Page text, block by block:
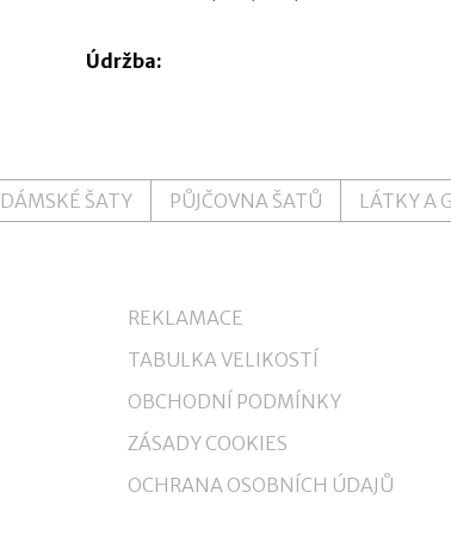
Údržba:
DÁMSKÉ ŠATY PŮJČOVNA ŠATŮ LÁTKY A
REKLAMACE
TABULKA VELIKOSTÍ
OBCHODNÍ PODMÍNKY
ZÁSADY COOKIES
OCHRANA OSOBNÍCH ÚDAJŮ